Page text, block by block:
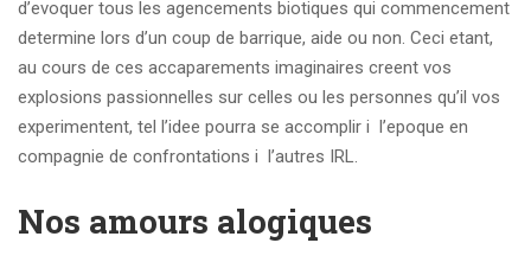
d’evoquer tous les agencements biotiques qui commencement
determine lors d’un coup de barrique, aide ou non. Ceci etant,
au cours de ces accaparements imaginaires creent vos
explosions passionnelles sur celles ou les personnes qu’il vos
experimentent, tel l’idee pourra se accomplir i l’epoque en
compagnie de confrontations i l’autres IRL.
Nos amours alogiques